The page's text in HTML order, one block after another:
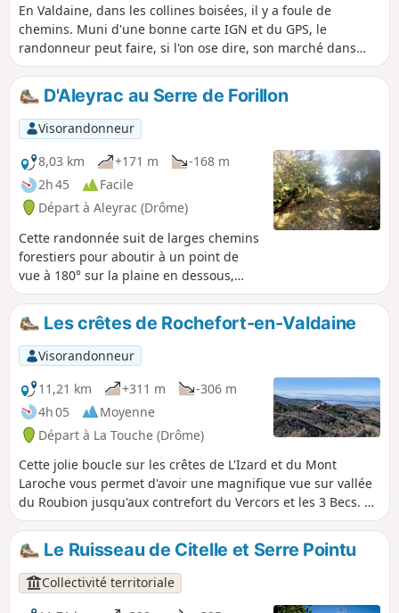
En Valdaine, dans les collines boisées, il y a foule de
chemins. Muni d'une bonne carte IGN et du GPS, le
randonneur peut faire, si l'on ose dire, son marché dans
tous ces trajets possibles. Cette petite randonnée en donne
un exemple en passant par des paysages variés et des sous
bois attrayants.
D'Aleyrac au Serre de Forillon
Visorandonneur
8,03 km
+171 m
-168 m
2h 45
Facile
Départ à Aleyrac (Drôme)
Cette randonnée suit de larges chemins
forestiers pour aboutir à un point de
vue à 180° sur la plaine en dessous,
agricole et aussi boisée, de la Valdaine.
Une petite boucle intermédiaire
agrémente l'aller-retour.
Les crêtes de Rochefort-en-Valdaine
Visorandonneur
11,21 km
+311 m
-306 m
4h 05
Moyenne
Départ à La Touche (Drôme)
Cette jolie boucle sur les crêtes de L'Izard et du Mont
Laroche vous permet d'avoir une magnifique vue sur vallée
du Roubion jusqu'aux contrefort du Vercors et les 3 Becs. Au
départ du joli village de La Touche, l'itinéraire passe au
châteaux de Rochefort-en-Valdaine, puis par les truffières
de Janeston. La randonnée traverse également le joli petit
hameau du Moulin de Bay en bord de rivière, par une
succession de chemins et sentiers très variés, parfois raides
Le Ruisseau de Citelle et Serre Pointu
Collectivité territoriale